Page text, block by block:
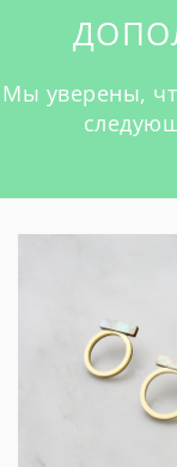
Мы уверены,